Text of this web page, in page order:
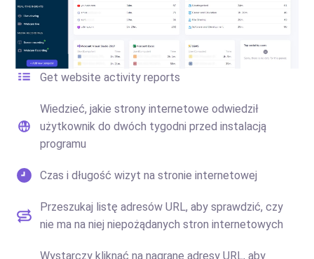
Get website activity reports
Wiedzieć, jakie strony internetowe odwiedził
użytkownik do dwóch tygodni przed instalacją
programu
Czas i długość wizyt na stronie internetowej
Przeszukaj listę adresów URL, aby sprawdzić, czy
nie ma na niej niepożądanych stron internetowych
Wystarczy kliknąć na nagrane adresy URL, aby